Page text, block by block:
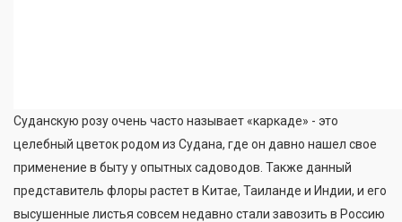
Суданскую розу очень часто называет «каркаде» - это
целебный цветок родом из Судана, где он давно нашел свое
применение в быту у опытных садоводов. Также данный
представитель флоры растет в Китае, Таиланде и Индии, и его
высушенные листья совсем недавно стали завозить в Россию